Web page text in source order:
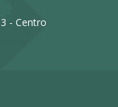
- Centro